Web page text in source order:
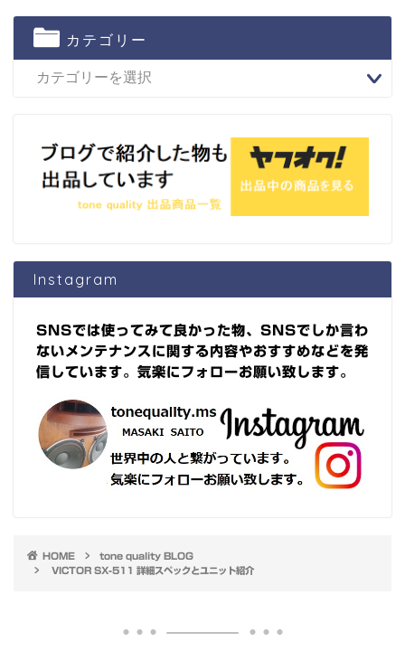
カテゴリー
Instagram
SNSでは使ってみて良かった物、SNSでしか言わ
ないメンテナンスに関する内容やおすすめなどを発
信しています。気楽にフォローお願い致します。
HOME
tone quality BLOG
VICTOR SX-511 詳細スペックとユニット紹介